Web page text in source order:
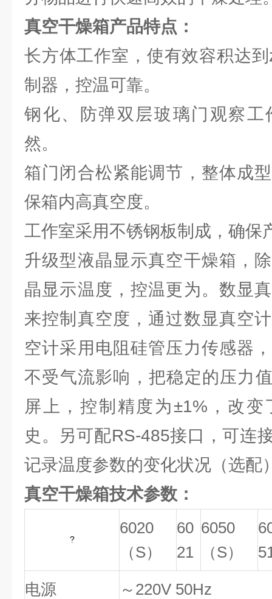
真空干燥箱产品特点：
长方体工作室，使有效容积达
制器，控温可靠。
钢化、防弹双层玻璃门观察工
然。
箱门闭合松紧能调节，整体成
保箱内高真空度。
工作室采用不锈钢板制成，确保
升级型液晶显示真空干燥箱，
晶显示温度，控温更为。数显
来控制真空度，通过数显真空
空计采用电阻硅管压力传感器
不受气流影响，把稳定的压力
屏上，控制精度为±1%，改
史。另可配RS-485接口，可连
记录温度参数的变化状况（选配
真空干燥箱技术参数：
?
6020
（S）
60
21
6050
（S）
电源 ～220V 50Hz